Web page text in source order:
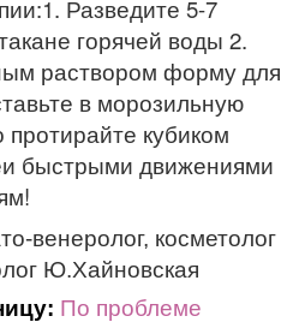
Разведите 5-7
горячей воды 2.
раствором форму для
в морозильную
кубиком
быстрыми движениями
венеролог, косметолог
Ю.Хайновская
По проблеме